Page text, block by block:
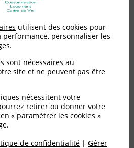
les lieux doit-il payer le loyer ?
et location -
n’est pas
les lieux
le loyer ?
jour le03/04/2020)
utilisent des cookies pour
performance, personnaliser les
sont nécessaires au
site et ne peuvent pas être
nécessitent votre
retirer ou donner votre
« paramétrer les cookies »
de confidentialité | Gérer